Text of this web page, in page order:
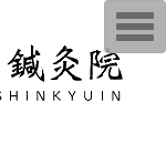
T
o
g